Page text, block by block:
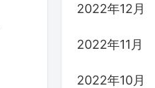
2022年12月
2022年11月
2022年10月